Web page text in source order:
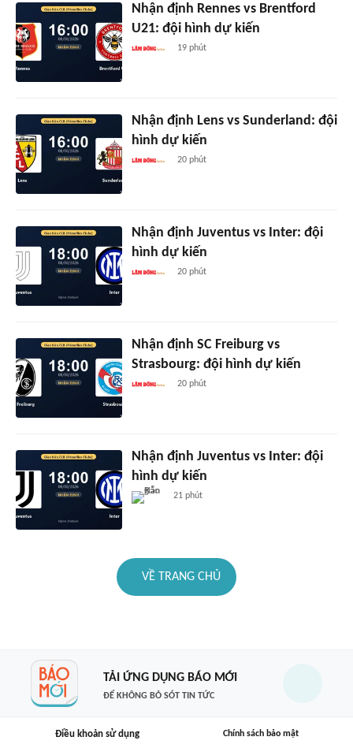
Nhận định Rennes vs Brentford
U21: đội hình dự kiến
19 phút
Nhận định Lens vs Sunderland: đội
hình dự kiến
20 phút
Nhận định Juventus vs Inter: đội
hình dự kiến
20 phút
Nhận định SC Freiburg vs
Strasbourg: đội hình dự kiến
20 phút
Nhận định Juventus vs Inter: đội
hình dự kiến
21 phút
VỀ TRANG CHỦ
TẢI ỨNG DỤNG BÁO MỚI
ĐỂ KHÔNG BỎ SÓT TIN TỨC
Điều khoản sử dụng Chính sách bảo mật